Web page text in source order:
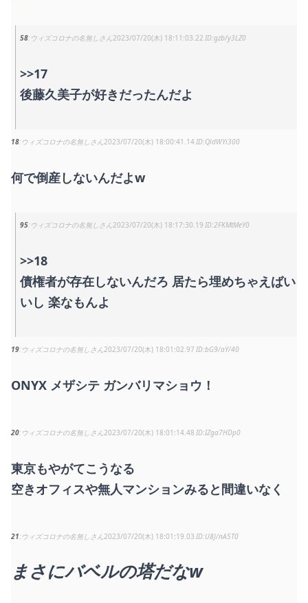
58 ウィズコロナの名無しさん2023/07/20(木) 18:11:03.22 gzb/y3LZ0
>>17
後藤久美子が好きだったんだよ
18 ウィズコロナの名無しさん2023/07/20(木) 18:00:41.14 QldWYi300
何で倒産しないんだよw
95 ウィズコロナの名無しさん2023/07/20(木) 18:17:30.19 2FKMtMeY0
>>18
債権者が存在しないんだろ 居たら埋めちゃえばい
いし 楽なもんよ
19 ウィズコロナの名無しさん2023/07/20(木) 18:01:02.97 bG9/aY/40
ONYX メザシテ ガンバリマショウ！
20 ウィズコロナの名無しさん2023/07/20(木) 18:01:14.48 IZga7HDp0
東京もやがてこうなる
空きオフィスや無人マンションみると間違いなく
21 ウィズコロナの名無しさん2023/07/20(木) 18:01:19.03 U8J/nA5T0
まさにバベルの塔だなw